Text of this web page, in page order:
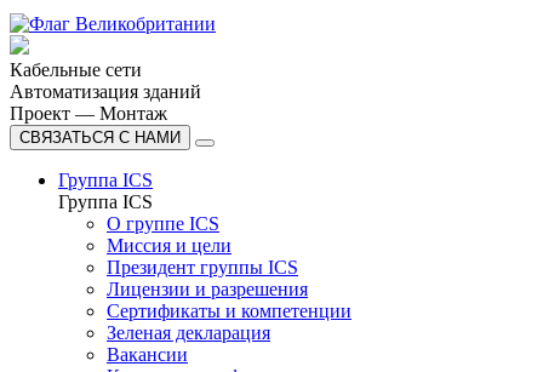
Кабельные сети
Автоматизация зданий
Проект — Монтаж
СВЯЗАТЬСЯ С НАМИ
Группа ICS
Группа ICS
О группе ICS
Миссия и цели
Президент группы ICS
Лицензии и разрешения
Сертификаты и компетенции
Зеленая декларация
Вакансии